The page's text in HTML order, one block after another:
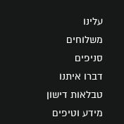
עלינו
משלוחים
סניפים
דברו איתנו
טבלאות דישון
מידע וטיפים